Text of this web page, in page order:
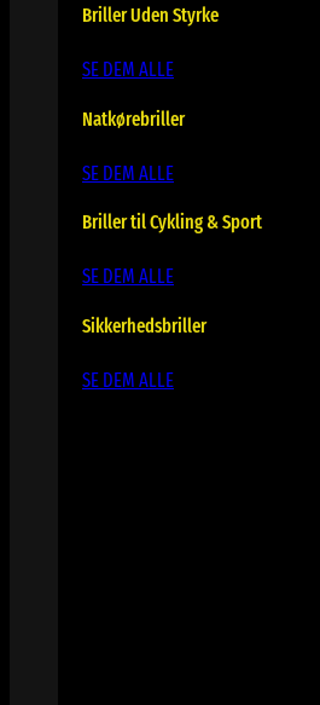
Briller Uden Styrke
SE DEM ALLE
Natkørebriller
SE DEM ALLE
Briller til Cykling & Sport
SE DEM ALLE
Sikkerhedsbriller
SE DEM ALLE